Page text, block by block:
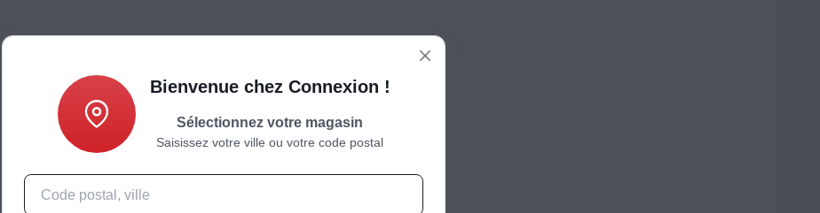
Bienvenue chez Connexion !
Sélectionnez votre magasin
Saisissez votre ville ou votre code postal